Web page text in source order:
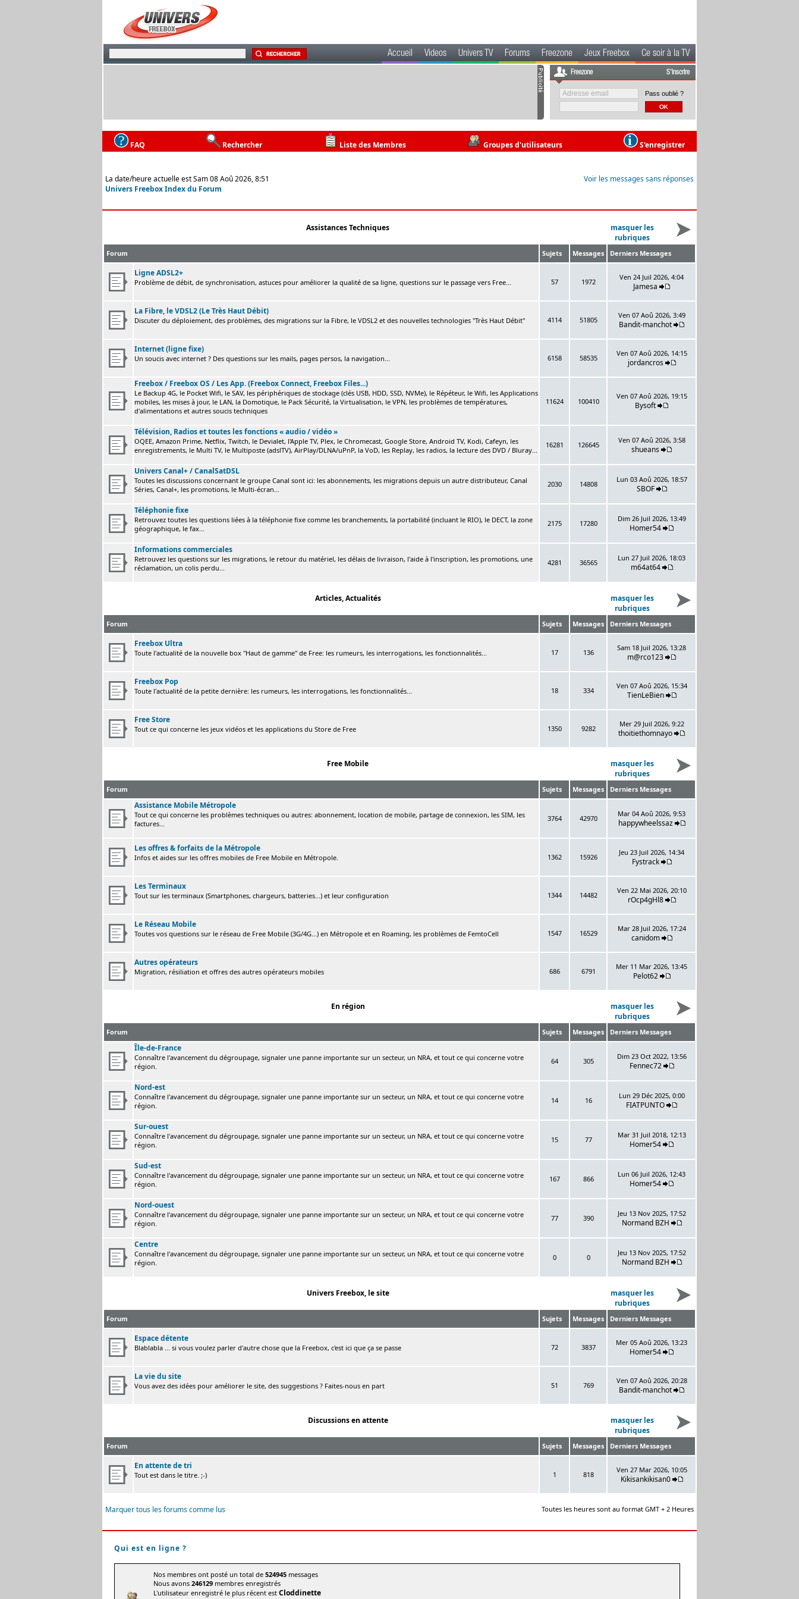
Accueil Videos Univers TV Forums Freezone Jeux Freebox Ce soir à la TV
Freezone S'inscrire
Pass oublié ?
FAQ Rechercher Liste des Membres Groupes d'utilisateurs S'enregistrer
La date/heure actuelle est Sam 08 Aoû 2026, 8:51
Univers Freebox Index du Forum
Voir les messages sans réponses
Assistances Techniques
masquer les
rubriques
Forum Sujets Messages Derniers Messages
Ligne ADSL2+
Problème de débit, de synchronisation, astuces pour améliorer la qualité de sa ligne, questions sur le passage vers Free... 57 1972
Ven 24 Juil 2026, 4:04
Jamesa
La Fibre, le VDSL2 (Le Très Haut Débit)
Discuter du déploiement, des problèmes, des migrations sur la Fibre, le VDSL2 et des nouvelles technologies "Très Haut Débit" 4114 51805
Ven 07 Aoû 2026, 3:49
Bandit-manchot
Internet (ligne fixe)
Un soucis avec internet ? Des questions sur les mails, pages persos, la navigation... 6158 58535
Ven 07 Aoû 2026, 14:15
jordancros
Freebox / Freebox OS / Les App. (Freebox Connect, Freebox Files...)
Le Backup 4G, le Pocket Wifi, le SAV, les périphériques de stockage (clés USB, HDD, SSD, NVMe), le Répéteur, le Wifi, les Applications
mobiles, les mises à jour, le LAN, la Domotique, le Pack Sécurité, la Virtualisation, le VPN, les problèmes de températures,
d'alimentations et autres soucis techniques
11624 100410
Ven 07 Aoû 2026, 19:15
Bysoft
Télévision, Radios et toutes les fonctions « audio / vidéo »
OQEE, Amazon Prime, Netflix, Twitch, le Devialet, l'Apple TV, Plex, le Chromecast, Google Store, Android TV, Kodi, Cafeyn, les
enregistrements, le Multi TV, le Multiposte (adslTV), AirPlay/DLNA/uPnP, la VoD, les Replay, les radios, la lecture des DVD / Bluray...
16281 126645
Ven 07 Aoû 2026, 3:58
shueans
Univers Canal+ / CanalSatDSL
Toutes les discussions concernant le groupe Canal sont ici: les abonnements, les migrations depuis un autre distributeur, Canal
Séries, Canal+, les promotions, le Multi-écran...
2030 14808
Lun 03 Aoû 2026, 18:57
SBOF
Téléphonie fixe
Retrouvez toutes les questions liées à la téléphonie fixe comme les branchements, la portabilité (incluant le RIO), le DECT, la zone
géographique, le fax...
2175 17280
Dim 26 Juil 2026, 13:49
Homer54
Informations commerciales
Retrouvez les questions sur les migrations, le retour du matériel, les délais de livraison, l'aide à l'inscription, les promotions, une
réclamation, un colis perdu...
4281 36565
Lun 27 Juil 2026, 18:03
m64at64
Articles, Actualités
masquer les
rubriques
Forum Sujets Messages Derniers Messages
Freebox Ultra
Toute l'actualité de la nouvelle box "Haut de gamme" de Free: les rumeurs, les interrogations, les fonctionnalités... 17 136
Sam 18 Juil 2026, 13:28
m@rco123
Freebox Pop
Toute l'actualité de la petite dernière: les rumeurs, les interrogations, les fonctionnalités... 18 334
Ven 07 Aoû 2026, 15:34
TienLeBien
Free Store
Tout ce qui concerne les jeux vidéos et les applications du Store de Free 1350 9282
Mer 29 Juil 2026, 9:22
thoitiethomnayo
Free Mobile
masquer les
rubriques
Forum Sujets Messages Derniers Messages
Assistance Mobile Métropole
Tout ce qui concerne les problèmes techniques ou autres: abonnement, location de mobile, partage de connexion, les SIM, les
factures...
3764 42970
Mar 04 Aoû 2026, 9:53
happywheelssaz
Les offres & forfaits de la Métropole
Infos et aides sur les offres mobiles de Free Mobile en Métropole. 1362 15926
Jeu 23 Juil 2026, 14:34
Fystrack
Les Terminaux
Tout sur les terminaux (Smartphones, chargeurs, batteries...) et leur configuration 1344 14482
Ven 22 Mai 2026, 20:10
rOcp4gHl8
Le Réseau Mobile
Toutes vos questions sur le réseau de Free Mobile (3G/4G...) en Métropole et en Roaming, les problèmes de FemtoCell 1547 16529
Mar 28 Juil 2026, 17:24
canidom
Autres opérateurs
Migration, résiliation et offres des autres opérateurs mobiles 686 6791
Mer 11 Mar 2026, 13:45
Pelot62
En région
masquer les
rubriques
Forum Sujets Messages Derniers Messages
Île-de-France
Connaître l'avancement du dégroupage, signaler une panne importante sur un secteur, un NRA, et tout ce qui concerne votre
région.
64 305
Dim 23 Oct 2022, 13:56
Fennec72
Nord-est
Connaître l'avancement du dégroupage, signaler une panne importante sur un secteur, un NRA, et tout ce qui concerne votre
région.
14 16
Lun 29 Déc 2025, 0:00
FIATPUNTO
Sur-ouest
Connaître l'avancement du dégroupage, signaler une panne importante sur un secteur, un NRA, et tout ce qui concerne votre
région.
15 77
Mar 31 Juil 2018, 12:13
Homer54
Sud-est
Connaître l'avancement du dégroupage, signaler une panne importante sur un secteur, un NRA, et tout ce qui concerne votre
région.
167 866
Lun 06 Juil 2026, 12:43
Homer54
Nord-ouest
Connaître l'avancement du dégroupage, signaler une panne importante sur un secteur, un NRA, et tout ce qui concerne votre
région.
77 390
Jeu 13 Nov 2025, 17:52
Normand BZH
Centre
Connaître l'avancement du dégroupage, signaler une panne importante sur un secteur, un NRA, et tout ce qui concerne votre
région.
0 0
Jeu 13 Nov 2025, 17:52
Normand BZH
Univers Freebox, le site
masquer les
rubriques
Forum Sujets Messages Derniers Messages
Espace détente
Blablabla ... si vous voulez parler d'autre chose que la Freebox, c'est ici que ça se passe 72 3837
Mer 05 Aoû 2026, 13:23
Homer54
La vie du site
Vous avez des idées pour améliorer le site, des suggestions ? Faites-nous en part 51 769
Ven 07 Aoû 2026, 20:28
Bandit-manchot
Discussions en attente
masquer les
rubriques
Forum Sujets Messages Derniers Messages
En attente de tri
Tout est dans le titre. ;-) 1 818
Ven 27 Mar 2026, 10:05
Kikisankikisan0
Marquer tous les forums comme lus Toutes les heures sont au format GMT + 2 Heures
Qui est en ligne ?
Nos membres ont posté un total de 524945 messages
Nous avons 246129 membres enregistrés
L'utilisateur enregistré le plus récent est Cloddinette